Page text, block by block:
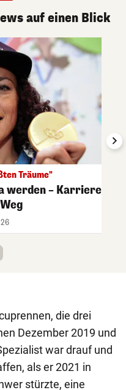
auf einen Blick
Träume"
werden – Karriere
die drei
Dezember 2019 und
war drauf und
als er 2021 in
stürzte, eine